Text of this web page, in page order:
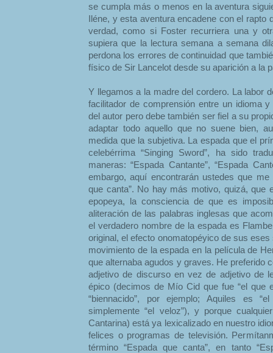
se cumpla más o menos en la aventura
Iléne, y esta aventura encadene con el rapto
verdad, como si Foster recurriera una y
supiera que la lectura semana a semana
perdona los errores de continuidad que
físico de Sir Lancelot desde su aparición a la
Y llegamos a la madre del cordero. La labor
facilitador de comprensión entre un idioma
del autor pero debe también ser fiel a su
adaptar todo aquello que no suene bien,
medida que la subjetiva. La espada que el
celebérrima “Singing Sword”, ha sido
maneras: “Espada Cantante”, “Espada
embargo, aquí encontrarán ustedes que
que canta”. No hay más motivo, quizá, que
epopeya, la consciencia de que es
aliteración de las palabras inglesas que
el verdadero nombre de la espada es
original, el efecto onomatopéyico de sus
movimiento de la espada en la película de
que alternaba agudos y graves. He preferido
adjetivo de discurso en vez de adjetivo de
épico (decimos de Mío Cid que fue “el que
“biennacido”, por ejemplo; Aquiles es
simplemente “el veloz”), y porque
Cantarina) está ya lexicalizado en nuestro
felices o programas de televisión.
término “Espada que canta”, en tanto